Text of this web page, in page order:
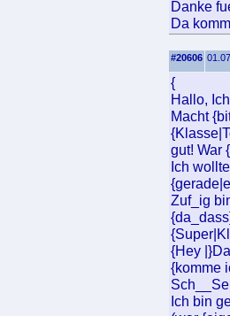
Danke
Da
#20606
{
Hallo,
Macht
gut! War
Ich
Zuf_ig
{Hey
{komme
Ich bin